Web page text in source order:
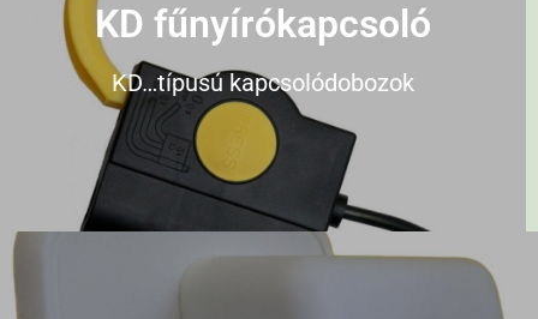
KD fűnyírókapcsoló
KD…típusú kapcsolódobozok